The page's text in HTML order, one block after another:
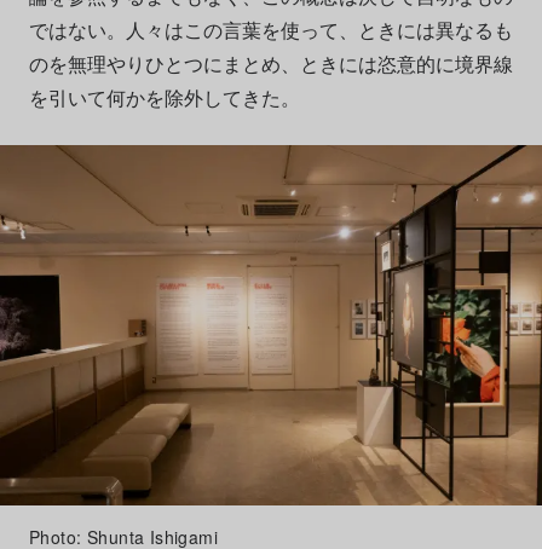
ではない。人々はこの言葉を使って、ときには異なるも
のを無理やりひとつにまとめ、ときには恣意的に境界線
を引いて何かを除外してきた。
Photo: Shunta Ishigami